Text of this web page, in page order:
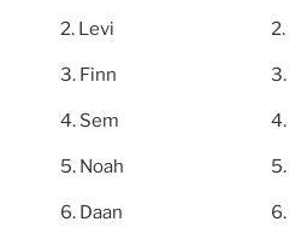
Levi
Finn
Sem
Noah
Daan